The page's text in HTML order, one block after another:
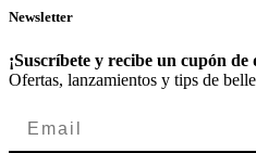
Newsletter
¡Suscríbete y recibe un cupón de
Ofertas, lanzamientos y tips de